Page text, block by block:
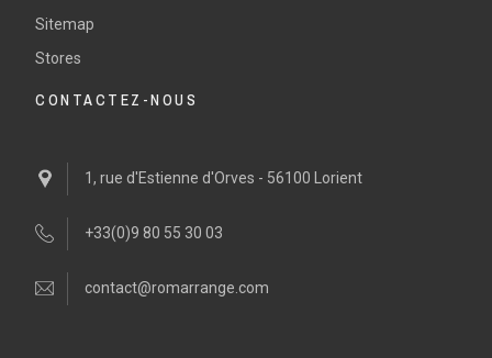
Sitemap
Stores
CONTACTEZ-NOUS
1, rue d'Estienne d'Orves - 56100 Lorient
+33(0)9 80 55 30 03
contact@romarrange.com